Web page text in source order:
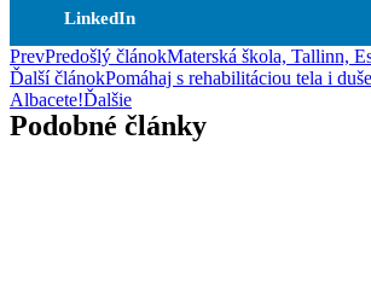
LinkedIn
PrevPredošlý článokMaterská škola, Tallinn,
Ďalší článokPomáhaj s rehabilitáciou tela i
Albacete!Ďalšie
Podobné články